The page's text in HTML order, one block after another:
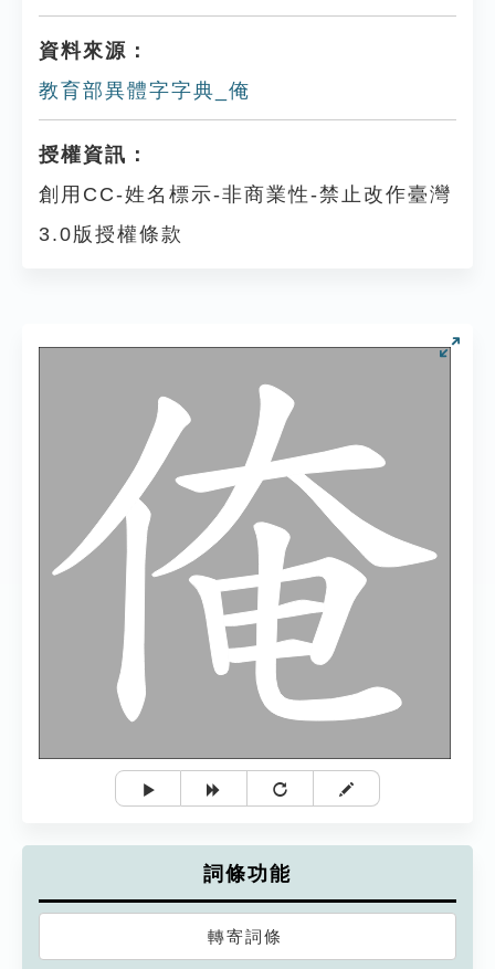
資料來源：
教育部異體字字典_俺
授權資訊：
創用CC-姓名標示-非商業性-禁止改作臺灣
3.0版授權條款
詞條功能
轉寄詞條